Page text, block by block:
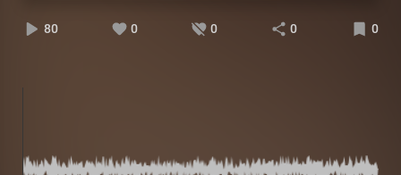
80 0 0 0 0